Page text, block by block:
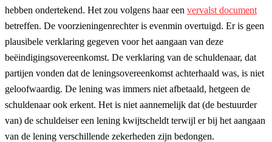
hebben ondertekend. Het zou volgens haar een vervalst document
betreffen. De voorzieningenrechter is evenmin overtuigd. Er is geen
plausibele verklaring gegeven voor het aangaan van deze
beëindigingsovereenkomst. De verklaring van de schuldenaar, dat
partijen vonden dat de leningsovereenkomst achterhaald was, is niet
geloofwaardig. De lening was immers niet afbetaald, hetgeen de
schuldenaar ook erkent. Het is niet aannemelijk dat (de bestuurder
van) de schuldeiser een lening kwijtscheldt terwijl er bij het aangaan
van de lening verschillende zekerheden zijn bedongen.